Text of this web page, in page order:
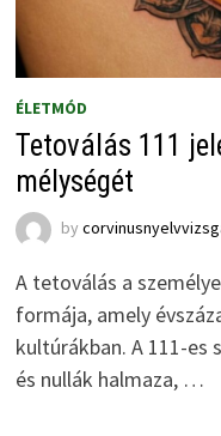
ÉLETMÓD
Tetoválás 111
mélységét
by
A tetoválás a
formája, amely
kultúrákban. A 111-es
és nullák halmaza, …